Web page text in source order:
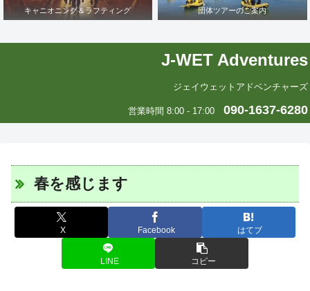
キャニオニング＆ラフティング 団体ツアーのご案内
J-WET Adventures
ジェイウェットアドベンチャーズ
営業時間 8:00 - 17:00 090-1637-6280
春を感じます
X Facebook はてブ
LINE コピー